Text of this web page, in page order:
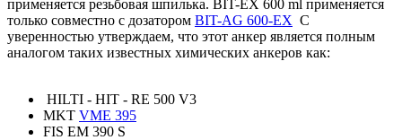
применяется резьбовая шпилька. BIT-EX 600 ml применяется
только совместно с дозатором BIT-AG 600-EX С
уверенностью утверждаем, что этот анкер является полным
аналогом таких известных химических анкеров как:
HILTI - HIT - RE 500 V3
MKT VME 395
FIS EM 390 S